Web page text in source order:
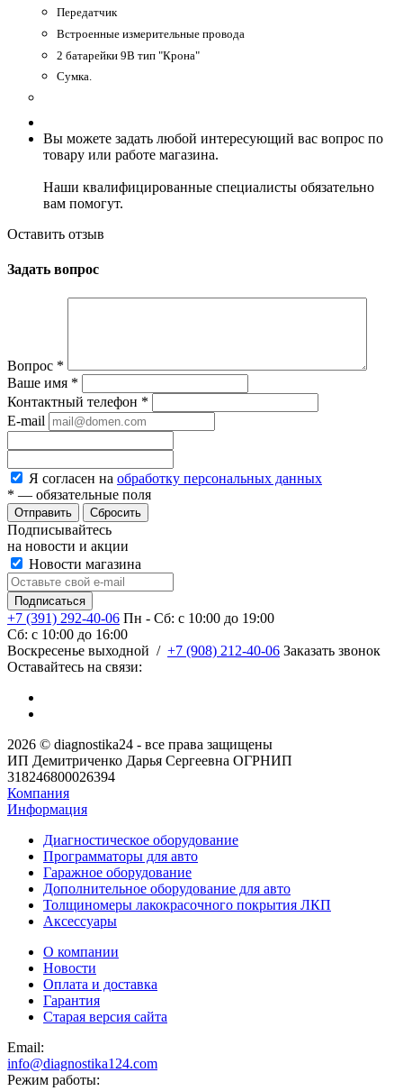
Передатчик
Встроенные измерительные провода
2 батарейки 9В тип "Крона"
Сумка.
Вы можете задать любой интересующий вас вопрос по
товару или работе магазина.
Наши квалифицированные специалисты обязательно
вам помогут.
Оставить отзыв
Задать вопрос
Вопрос *
Ваше имя *
Контактный телефон *
E-mail
Я согласен на обработку персональных данных
* — обязательные поля
Сбросить
Подписывайтесь
на новости и акции
Новости магазина
+7 (391) 292-40-06 Пн - Сб: c 10:00 до 19:00
Сб: c 10:00 до 16:00
​Воскресенье выходной / +7 (908) 212-40-06 Заказать звонок
Оставайтесь на связи:
2026 © diagnostika24 - все права защищены
ИП Демитриченко Дарья Сергеевна ОГРНИП
318246800026394
Компания
Информация
Диагностическое оборудование
Программаторы для авто
Гаражное оборудование
Дополнительное оборудование для авто
Толщиномеры лакокрасочного покрытия ЛКП
Аксессуары
О компании
Новости
Оплата и доставка
Гарантия
Старая версия сайта
Email:
info@diagnostika124.com
Режим работы: